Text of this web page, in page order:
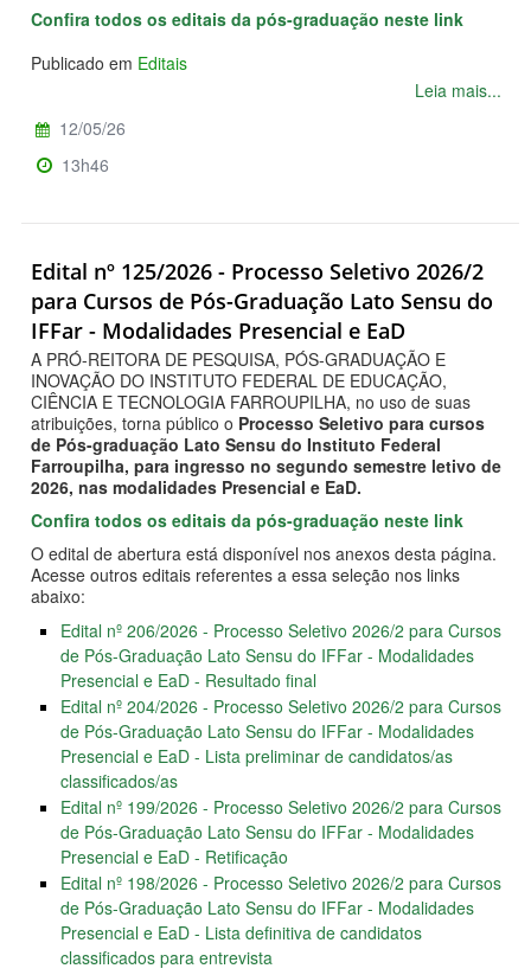
Confira todos os editais da pós-graduação neste link
Publicado em Editais
Leia mais...
12/05/26
13h46
Edital nº 125/2026 - Processo Seletivo 2026/2
para Cursos de Pós-Graduação Lato Sensu do
IFFar - Modalidades Presencial e EaD
A PRÓ-REITORA DE PESQUISA, PÓS-GRADUAÇÃO E
INOVAÇÃO DO INSTITUTO FEDERAL DE EDUCAÇÃO,
CIÊNCIA E TECNOLOGIA FARROUPILHA, no uso de suas
atribuições, torna público o Processo Seletivo para cursos
de Pós-graduação Lato Sensu do Instituto Federal
Farroupilha, para ingresso no segundo semestre letivo de
2026, nas modalidades Presencial e EaD.
Confira todos os editais da pós-graduação neste link
O edital de abertura está disponível nos anexos desta página.
Acesse outros editais referentes a essa seleção nos links
abaixo:
Edital nº 206/2026 - Processo Seletivo 2026/2 para Cursos
de Pós-Graduação Lato Sensu do IFFar - Modalidades
Presencial e EaD - Resultado final
Edital nº 204/2026 - Processo Seletivo 2026/2 para Cursos
de Pós-Graduação Lato Sensu do IFFar - Modalidades
Presencial e EaD - Lista preliminar de candidatos/as
classificados/as
Edital nº 199/2026 - Processo Seletivo 2026/2 para Cursos
de Pós-Graduação Lato Sensu do IFFar - Modalidades
Presencial e EaD - Retificação
Edital nº 198/2026 - Processo Seletivo 2026/2 para Cursos
de Pós-Graduação Lato Sensu do IFFar - Modalidades
Presencial e EaD - Lista definitiva de candidatos
classificados para entrevista